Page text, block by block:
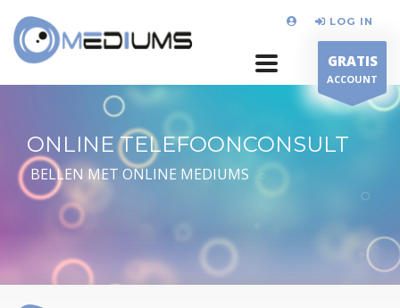
LOG IN
GRATIS
ACCOUNT
ONLINE TELEFOONCONSULT
BELLEN MET ONLINE MEDIUMS